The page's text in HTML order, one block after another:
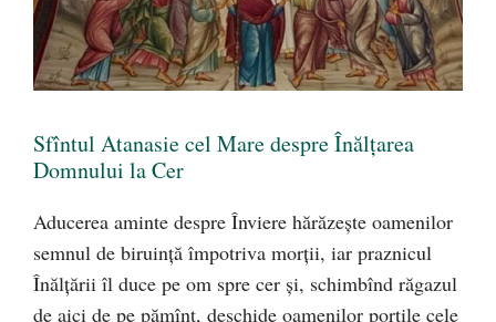
Sfîntul Atanasie cel Mare despre Înălțarea
Domnului la Cer
Aducerea aminte despre Înviere hărăzeşte oamenilor
semnul de biruinţă împotriva morţii, iar praznicul
Înălţării îl duce pe om spre cer şi, schimbînd răgazul
de aici de pe pămînt, deschide oamenilor porţile cele